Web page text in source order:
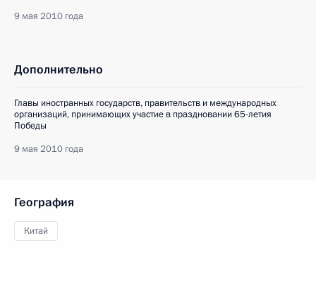
9 мая 2010 года
Дополнительно
Главы иностранных государств, правительств и международных
организаций, принимающих участие в праздновании 65-летия
Победы
9 мая 2010 года
География
Китай